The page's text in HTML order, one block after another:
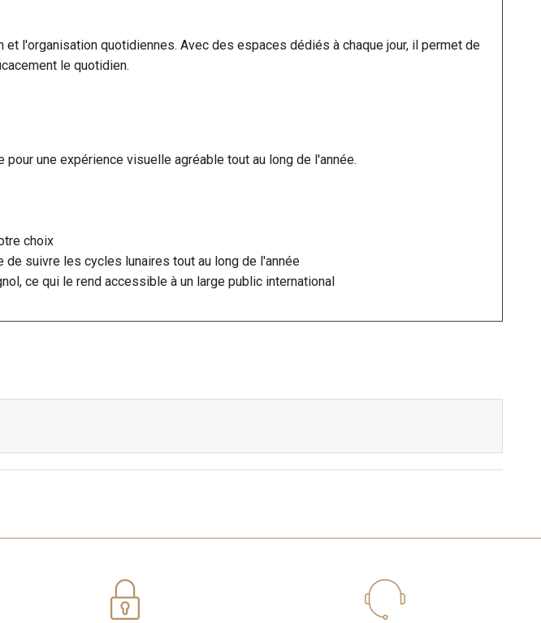
l'organisation quotidiennes. Avec des espaces dédiés à chaque jour, il permet de
le quotidien.
une expérience visuelle agréable tout au long de l'année.
choix
suivre les cycles lunaires tout au long de l'année
ce qui le rend accessible à un large public international